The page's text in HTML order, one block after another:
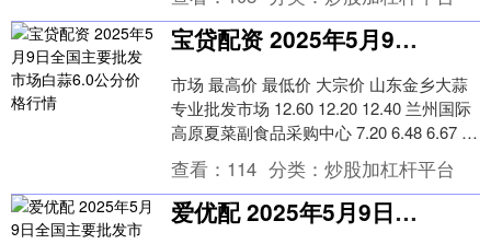
宝贷配资 2025年5月9日全国主要批发市场白蒜6.0公分价格行情
市场 最高价 最低价 大宗价 山东金乡大蒜
专业批发市场 12.60 12.20 12.40 兰州国际
高原夏菜副食品采购中心 7.20 6.48 6.67 全
国白....
查看： 114 分类： 炒股加杠杆平台
爱优配 2025年5月9日全国主要批发市场白鲢活鱼价格行情